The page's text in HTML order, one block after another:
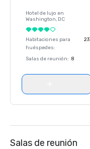
Hotel de lujo en
Washington, DC
Habitaciones para
huéspedes:
Salas de reunión: 8
Salas de reunión